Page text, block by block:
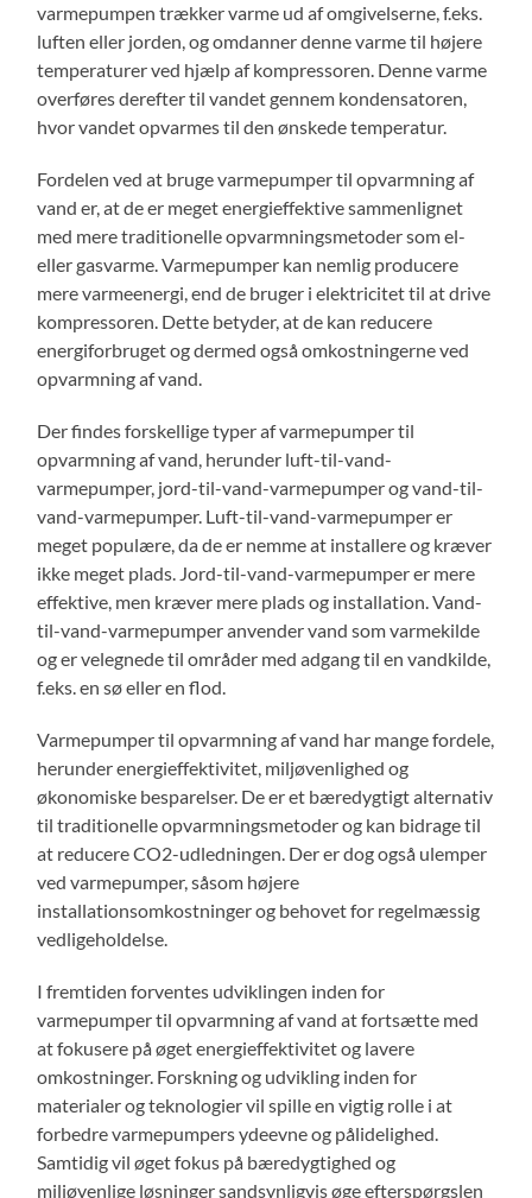
varmepumpen trækker varme ud af omgivelserne, f.eks.
luften eller jorden, og omdanner denne varme til højere
temperaturer ved hjælp af kompressoren. Denne varme
overføres derefter til vandet gennem kondensatoren,
hvor vandet opvarmes til den ønskede temperatur.
Fordelen ved at bruge varmepumper til opvarmning af
vand er, at de er meget energieffektive sammenlignet
med mere traditionelle opvarmningsmetoder som el-
eller gasvarme. Varmepumper kan nemlig producere
mere varmeenergi, end de bruger i elektricitet til at drive
kompressoren. Dette betyder, at de kan reducere
energiforbruget og dermed også omkostningerne ved
opvarmning af vand.
Der findes forskellige typer af varmepumper til
opvarmning af vand, herunder luft-til-vand-
varmepumper, jord-til-vand-varmepumper og vand-til-
vand-varmepumper. Luft-til-vand-varmepumper er
meget populære, da de er nemme at installere og kræver
ikke meget plads. Jord-til-vand-varmepumper er mere
effektive, men kræver mere plads og installation. Vand-
til-vand-varmepumper anvender vand som varmekilde
og er velegnede til områder med adgang til en vandkilde,
f.eks. en sø eller en flod.
Varmepumper til opvarmning af vand har mange fordele,
herunder energieffektivitet, miljøvenlighed og
økonomiske besparelser. De er et bæredygtigt alternativ
til traditionelle opvarmningsmetoder og kan bidrage til
at reducere CO2-udledningen. Der er dog også ulemper
ved varmepumper, såsom højere
installationsomkostninger og behovet for regelmæssig
vedligeholdelse.
I fremtiden forventes udviklingen inden for
varmepumper til opvarmning af vand at fortsætte med
at fokusere på øget energieffektivitet og lavere
omkostninger. Forskning og udvikling inden for
materialer og teknologier vil spille en vigtig rolle i at
forbedre varmepumpers ydeevne og pålidelighed.
Samtidig vil øget fokus på bæredygtighed og
miljøvenlige løsninger sandsynligvis øge efterspørgslen